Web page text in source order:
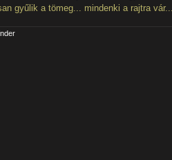
gyűlik a tömeg... mindenki a rajtra vár...